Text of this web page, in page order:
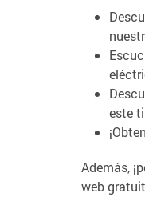
este
Además,
web